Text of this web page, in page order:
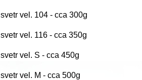
svetr vel. 104 - cca 300g
svetr vel. 116 - cca 350g
svetr vel. S - cca 450g
svetr vel. M - cca 500g